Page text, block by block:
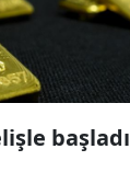
başladı